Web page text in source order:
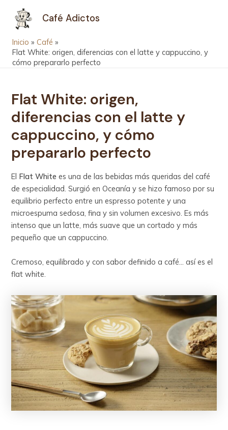
contenido
Café Adictos
Inicio
Café
Flat White: origen, diferencias con el latte y cappuccino, y
cómo prepararlo perfecto
Flat White: origen,
diferencias con el latte y
cappuccino, y cómo
prepararlo perfecto
El Flat White es una de las bebidas más queridas del café
de especialidad. Surgió en Oceanía y se hizo famoso por su
equilibrio perfecto entre un espresso potente y una
microespuma sedosa, fina y sin volumen excesivo. Es más
intenso que un latte, más suave que un cortado y más
pequeño que un cappuccino.
Cremoso, equilibrado y con sabor definido a café… así es el
flat white.
entradas